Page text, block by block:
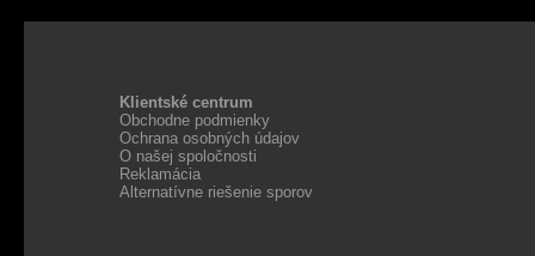
Klientské centrum
Obchodne podmienky
Ochrana osobných údajov
O našej spoločnosti
Reklamácia
Alternatívne riešenie sporov